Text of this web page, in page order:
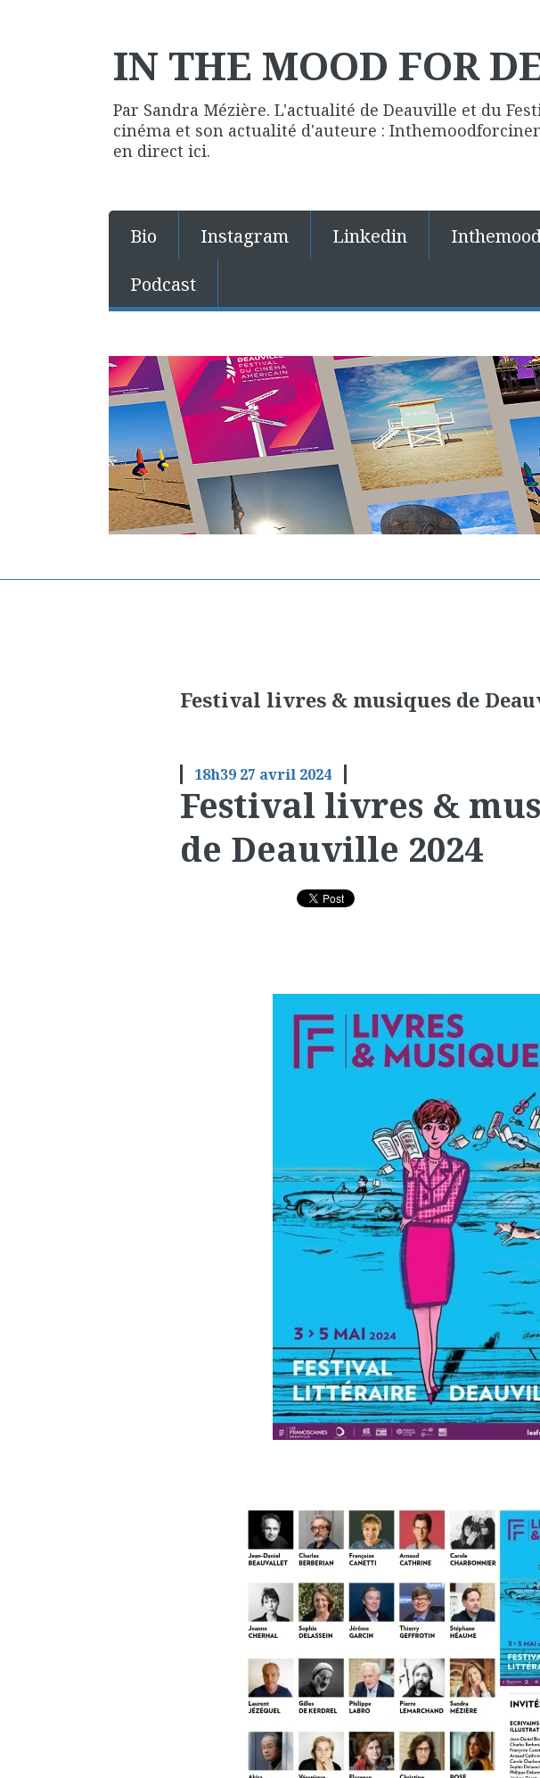
IN THE MOOD FOR
Par Sandra Mézière. L'actualité de Deauville et du
cinéma et son actualité d'auteure :
en direct ici.
Bio Instagram Linkedin
Podcast
Festival livres & musiques de
18h39 27 avril 2024
Festival livres &
de Deauville 2024